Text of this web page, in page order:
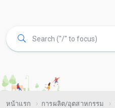
หน้าแรก การผลิต/อุตสาหกรรม